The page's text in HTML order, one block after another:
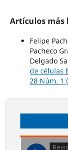
Artículos más
Felipe
Pacheco
Delgado
de células
28 Núm. 1